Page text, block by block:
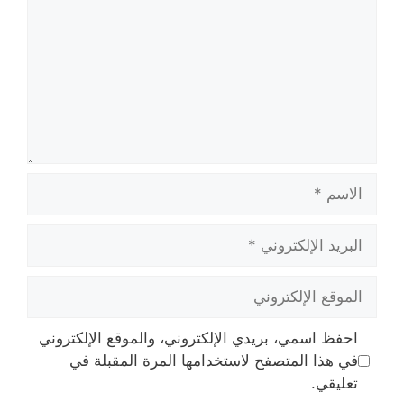
الإلكتروني
الإلكتروني
احفظ اسمي، بريدي الإلكتروني، والموقع الإلكتروني
في هذا المتصفح لاستخدامها المرة المقبلة في
تعليقي.